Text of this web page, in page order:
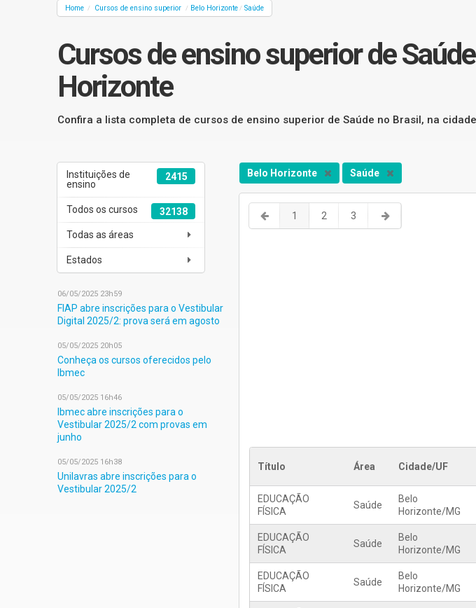
Home / Cursos de ensino superior / Belo Horizonte / Saúde
Cursos de ensino superior de
Horizonte
Confira a lista completa de cursos de ensino superior de Saúde no Brasil, na
2415
Instituições de
ensino
32138
Todos os cursos
Todas as áreas
Estados
06/05/2025 23h59
FIAP abre inscrições para o Vestibular
Digital 2025/2: prova será em agosto
05/05/2025 20h05
Conheça os cursos oferecidos pelo
Ibmec
05/05/2025 16h46
Ibmec abre inscrições para o
Vestibular 2025/2 com provas em
junho
05/05/2025 16h38
Unilavras abre inscrições para o
Vestibular 2025/2
Belo Horizonte Saúde
1 2 3
Título Área Cidade/UF
EDUCAÇÃO
FÍSICA
Saúde
Belo
Horizonte/MG
EDUCAÇÃO
FÍSICA
Saúde
Belo
Horizonte/MG
EDUCAÇÃO
FÍSICA
Saúde
Belo
Horizonte/MG